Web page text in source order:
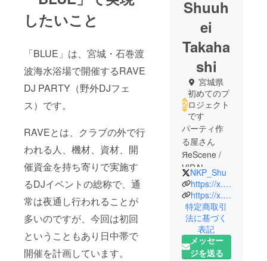
したいこと
「BLUE」は、宮城・石巻渡
波海水浴場で開催するRAVE
DJ PARTY（野外DJフェ
ス）です。
RAVEとは、クラブの外で行
われる人、機材、資材、開
催資金を持ち寄りで実施す
るDJイベントの総称で、通
常は夜通し行われることが
多いのですが、今回は初回
ということもあり日中帯で
開催を計画しています。
Shuuh
ei
Takaha
shi
宮城県
初めてのプ
ロジェクト
です
パーティ作
る屋さん
ЯeScene /
VIRAL
orrganizer
NKP_Shu
https://x.com/_Re_Scene
https://x.com/VIRAL_ZEROTOKYO
特定商取引
法に基づく
表記
メッセー
ジを送る